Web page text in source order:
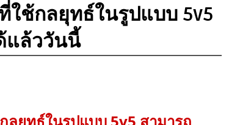
ที่ใช้กลยุทธ์ในรูปแบบ 5v5
แล้ววันนี้